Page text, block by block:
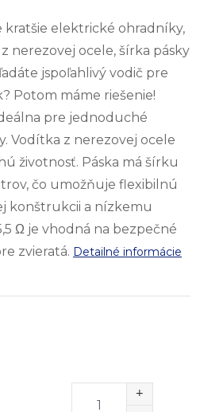
kratšie elektrické ohradníky,
nerezovej ocele, šírka pásky
jspoľahlivý vodič pre
Potom máme riešenie!
pre jednoduché
Vodítka z nerezovej ocele
životnosť. Páska má šírku
čo umožňuje flexibilnú
konštrukcii a nízkemu
Ω je vhodná na bezpečné
zvieratá. Detailné informácie